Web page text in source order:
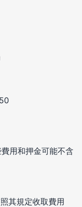
用和押金可能不含
其規定收取費用